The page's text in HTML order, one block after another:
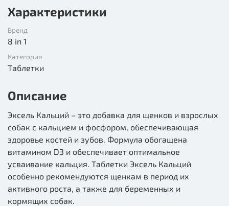
Характеристики
Бренд
8 in 1
Категория
Таблетки
Описание
Эксель Кальций – это добавка для щенков и взрослых
собак с кальцием и фосфором, обеспечивающая
здоровье костей и зубов. Формула обогащена
витамином D3 и обеспечивает оптимальное
усваивание кальция. Таблетки Эксель Кальций
особенно рекомендуются щенкам в период их
активного роста, а также для беременных и
кормящих собак.